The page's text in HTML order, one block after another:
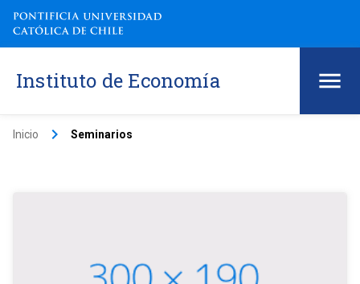
Instituto de Economía
Inicio keyboard_arrow_right Seminarios